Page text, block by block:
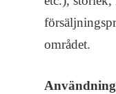
området.